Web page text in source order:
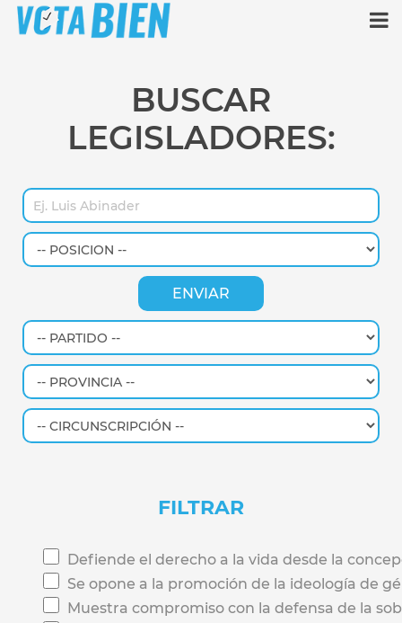
BUSCAR
LEGISLADORES:
FILTRAR
Defiende el derecho a la vida desde la
Se opone a la promoción de la ideología de
Muestra compromiso con la defensa de la